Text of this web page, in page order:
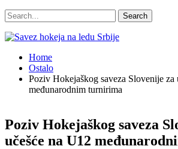
Home
Ostalo
Poziv Hokejaškog saveza Slovenije za
međunarodnim turnirima
Poziv Hokejaškog saveza
učešće na U12